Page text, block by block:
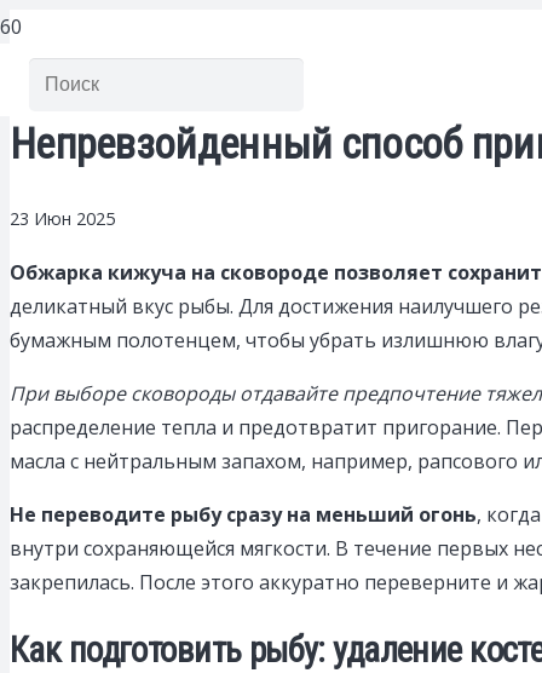
Непревзойденный способ
23 Июн 2025
Обжарка кижуча на сковороде позволяет
деликатный вкус рыбы. Для достижения наилучшего
бумажным полотенцем, чтобы убрать излишнюю
При выборе сковороды отдавайте предпочтение
распределение тепла и предотвратит пригорание.
масла с нейтральным запахом, например, рапсового
Не переводите рыбу сразу на меньший огонь,
внутри сохраняющейся мягкости. В течение первых
закрепилась. После этого аккуратно переверните и
Как подготовить рыбу: удаление